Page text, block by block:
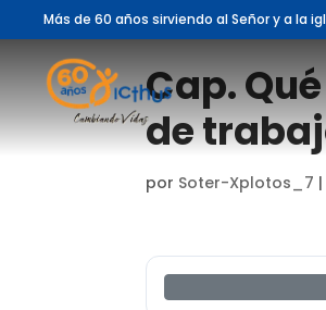
Más de 60 años sirviendo al Señor y a la
Cap.
de
por Soter-Xplotos_7